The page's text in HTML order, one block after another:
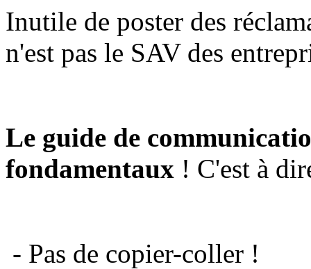
Inutile de poster des
n'est pas le SAV des
Le guide de
fondamentaux ! C'est à
- Pas de copier-coller !